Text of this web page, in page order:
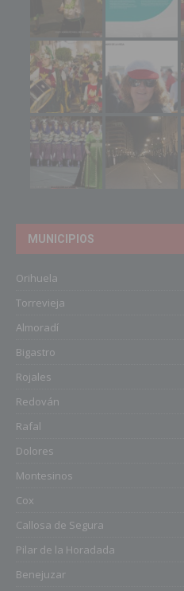
MUNICIPIOS
Orihuela
Torrevieja
Almoradí
Bigastro
Rojales
Redován
Rafal
Dolores
Montesinos
Cox
Callosa de Segura
Pilar de la Horadada
Benejuzar